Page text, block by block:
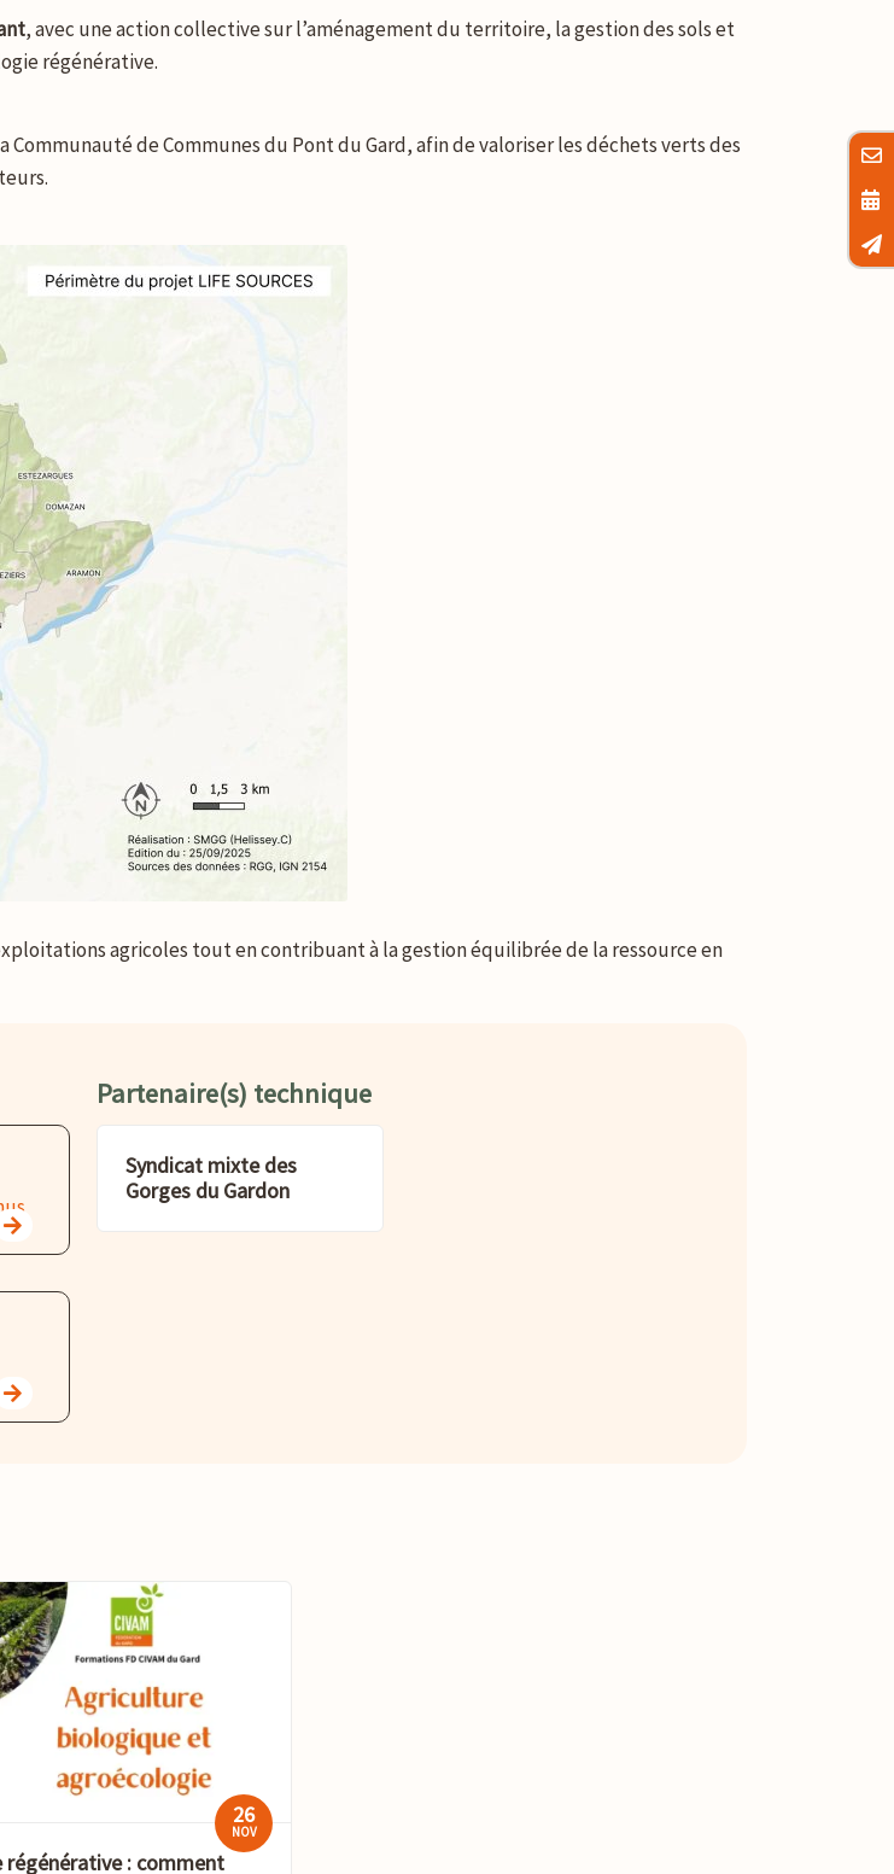
, avec une action collective sur l’aménagement du territoire, la gestion des sols et
régénérative.
de Communes du Pont du Gard, afin de valoriser les déchets verts des
agricoles tout en contribuant à la gestion équilibrée de la ressource en
Partenaire(s) technique
Syndicat mixte des
Gorges du Gardon
régénérative : comment
26
NOV